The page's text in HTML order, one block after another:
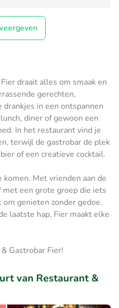
draait alles om smaak en
gerechten,
in een ontspannen
diner of gewoon een
In het restaurant vind je
terwijl de gastrobar de plek
of een creatieve cocktail.
Met vrienden aan de
een grote groep die iets
genieten zonder gedoe.
laatste hap, Fier maakt elke
Gastrobar Fier!
van Restaurant &